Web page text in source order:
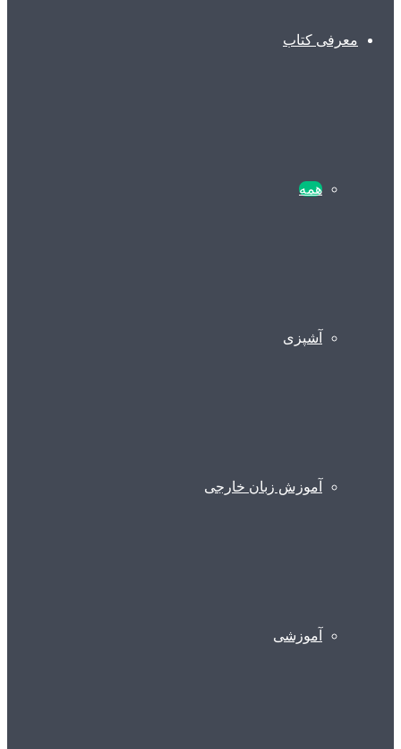
معرفی کتاب
همه
آشپزی
آموزش زبان خارجی
آموزشی